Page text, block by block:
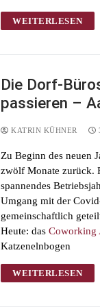
WEITERLESEN
Die Dorf-
passieren –
KATRIN KÜHNER
Zu Beginn des neuen
zwölf Monate zurück.
spannendes
Umgang mit der
gemeinschaftlich
Heute: das Coworking
Katzenelnbogen
WEITERLESEN